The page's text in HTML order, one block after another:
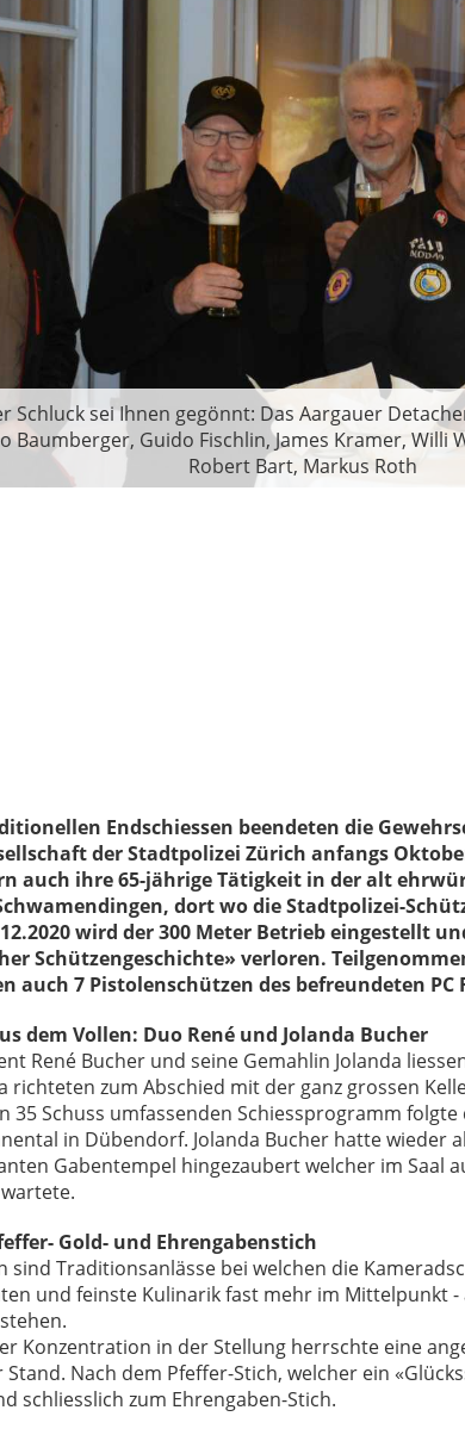
Schluck sei Ihnen gegönnt: Das Aargauer
Baumberger, Guido Fischlin, James Kramer, Willi
Robert Bart, Markus Roth
Endschiessen beendeten die
der Stadtpolizei Zürich anfangs
auch ihre 65-jährige Tätigkeit in der alt
dort wo die Stadtpolizei-
wird der 300 Meter Betrieb eingestellt
Schützengeschichte» verloren.
auch 7 Pistolenschützen des befreundeten PC
dem Vollen: Duo René und Jolanda Bucher
René Bucher und seine Gemahlin Jolanda
richteten zum Abschied mit der ganz grossen
35 Schuss umfassenden Schiessprogramm
in Dübendorf. Jolanda Bucher hatte wieder
Gabentempel hingezaubert welcher im Saal
Gold- und Ehrengabenstich
sind Traditionsanlässe bei welchen die
und feinste Kulinarik fast mehr im Mittelpunkt
Konzentration in der Stellung herrschte eine
Stand. Nach dem Pfeffer-Stich, welcher ein
schliesslich zum Ehrengaben-Stich.